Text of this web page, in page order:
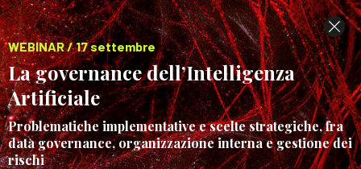
WEBINAR / 17 settembre
La governance dell’Intelligenza
Artificiale
Problematiche implementative e scelte strategiche, fra
data governance, organizzazione interna e gestione dei
rischi